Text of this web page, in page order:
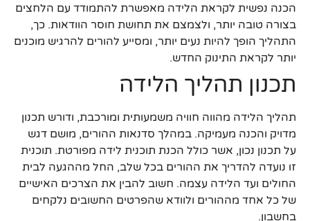
הכנה נפשית לקראת הלידה מאפשרת להתמודד עם הלחצים
בצורה טובה יותר, ולצמצם את תחושת חוסר הוודאות. כך,
התהליך הופך להיות נעים יותר, ומסייע להורים להרגיש מוכנים
יותר לקראת התינוק החדש.
תכנון תהליך הלידה
תהליך הלידה מהווה חוויה משמעותית ומורכבת, ודורש תכנון
מדויק והכנה מעמיקה. במהלך סדנאות ההורים, מושם דגש
על תכנון נכון, אשר כולל הכנת תוכנית לידה מפורטת. תוכנית
זו נועדה להדריך את ההורים בכל שלב, החל מההגעה לבית
החולים ועד הלידה עצמה. חשוב להבין את הצרכים האישיים
של כל אחד מההורים ולוודא שהפרטים החשובים נלקחים
בחשבון.